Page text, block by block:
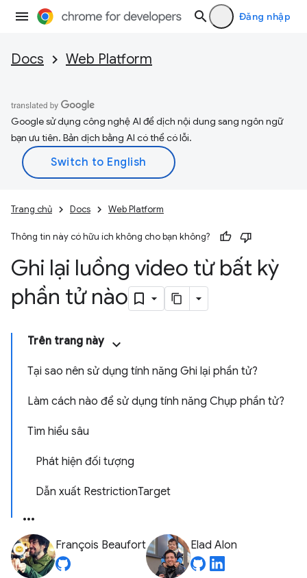
Đăng nhập
Docs Web Platform
Google sử dụng công nghệ AI để dịch nội dung sang ngôn ngữ
bạn ưu tiên. Bản dịch bằng AI có thể có lỗi.
Trang chủ Docs Web Platform
Thông tin này có hữu ích không cho bạn không?
Ghi lại luồng video từ bất kỳ
phần tử nào
Trên trang này
Tại sao nên sử dụng tính năng Ghi lại phần tử?
Làm cách nào để sử dụng tính năng Chụp phần tử?
Tìm hiểu sâu
Phát hiện đối tượng
Dẫn xuất RestrictionTarget
François Beaufort Elad Alon